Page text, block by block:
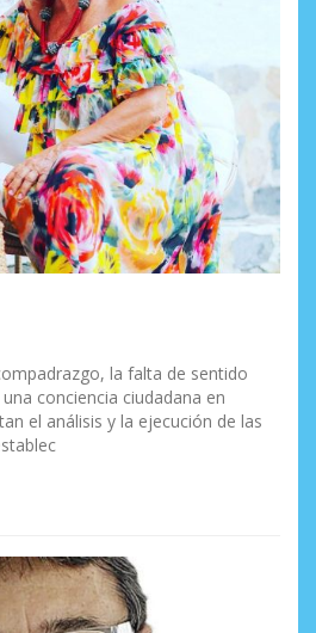
la falta de sentido
conciencia ciudadana en
el análisis y la ejecución de las